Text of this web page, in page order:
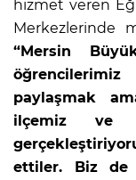
hizmet veren
Merkezlerinde
“Mersin
paylaşmak
ilçemiz ve
ettiler. Biz de